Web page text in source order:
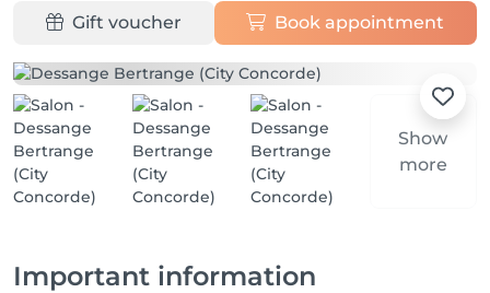
Gift voucher Book appointment
Show
more
Important information